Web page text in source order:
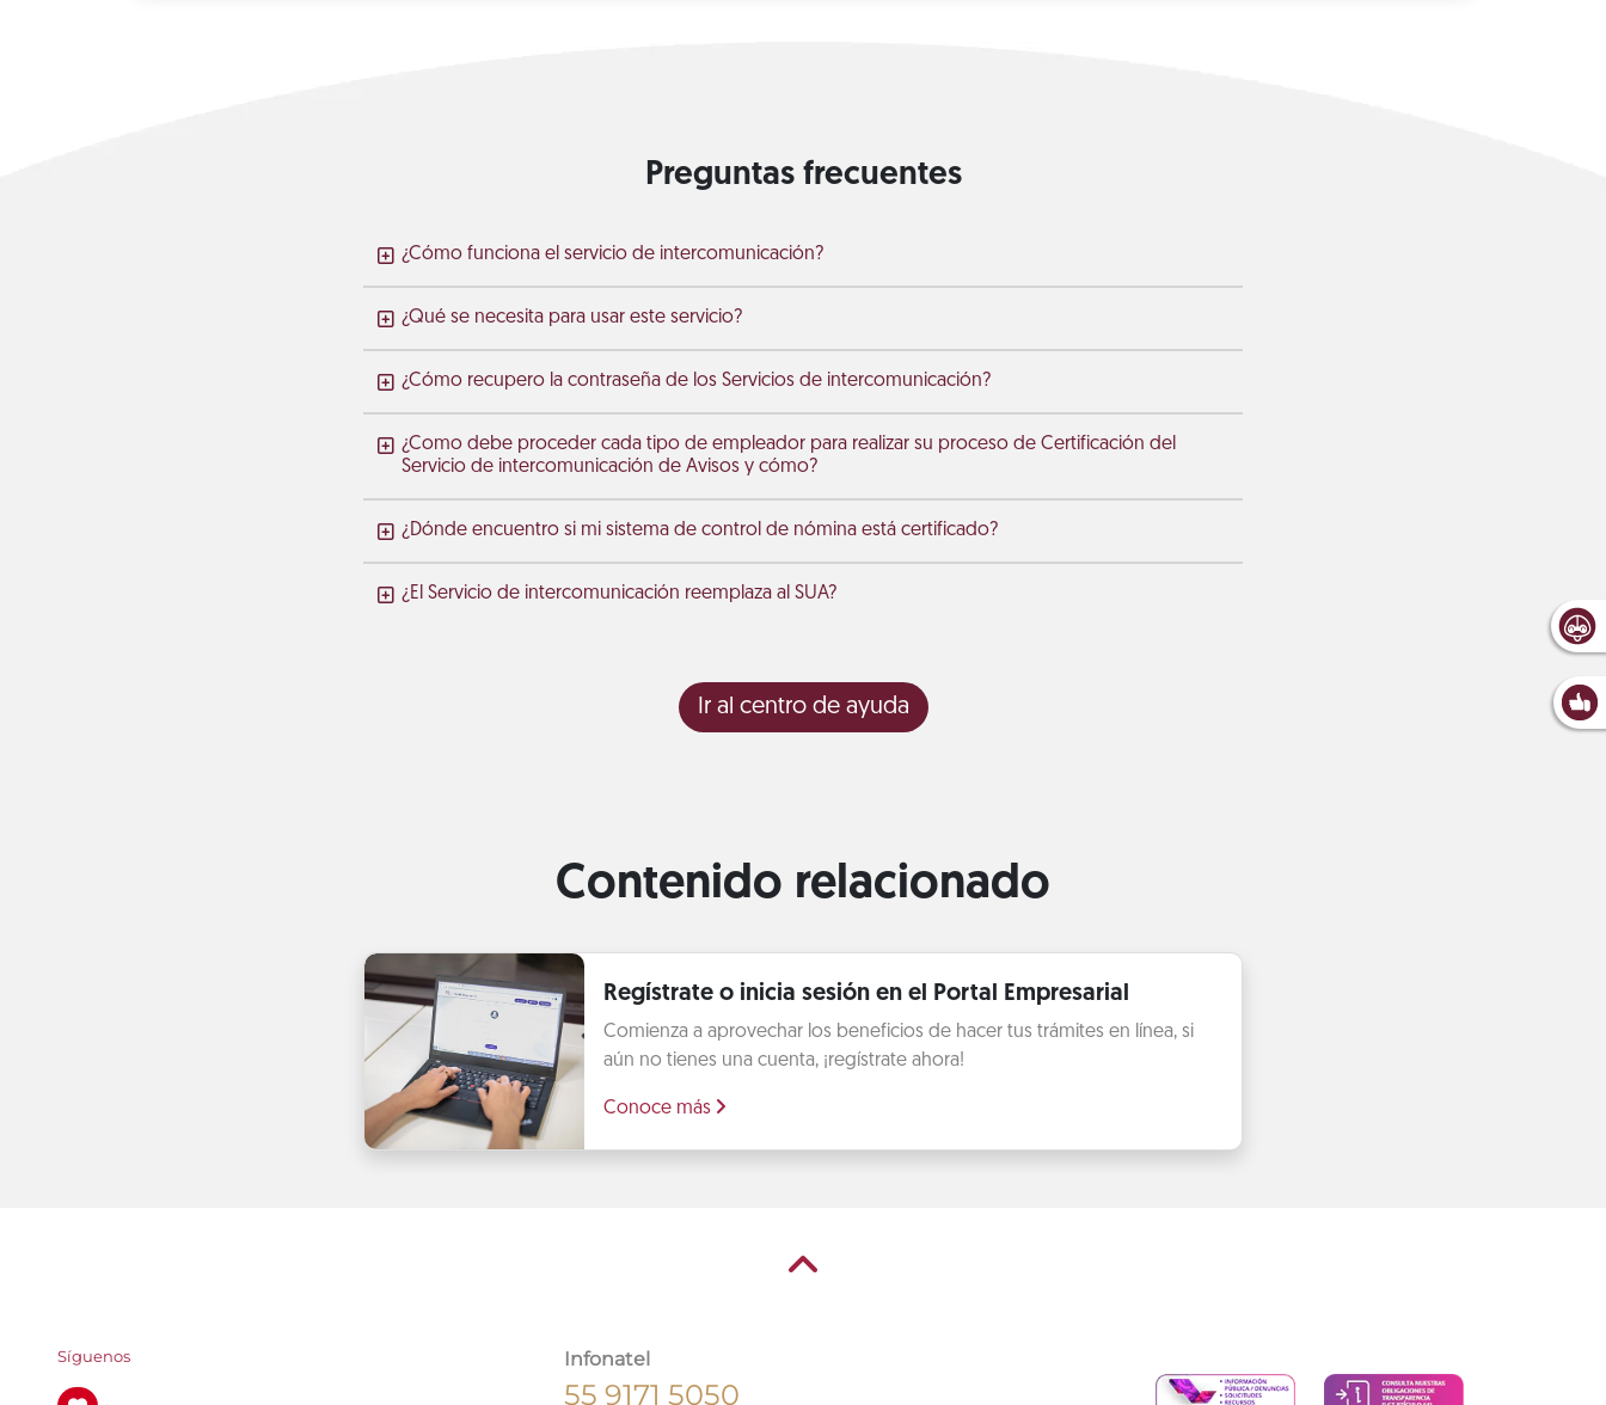
Preguntas frecuentes
¿Cómo funciona el servicio de intercomunicación?
¿Qué se necesita para usar este servicio?
¿Cómo recupero la contraseña de los Servicios de intercomunicación?
¿Como debe proceder cada tipo de empleador para realizar su proceso de Certificación del
Servicio de intercomunicación de Avisos y cómo?
¿Dónde encuentro si mi sistema de control de nómina está certificado?
¿El Servicio de intercomunicación reemplaza al SUA?
Ir al centro de ayuda
Contenido relacionado
Regístrate o inicia sesión en el Portal Empresarial
Comienza a aprovechar los beneficios de hacer tus trámites en línea, si
aún no tienes una cuenta, ¡regístrate ahora!
Conoce más
Síguenos Infonatel
55 9171 5050